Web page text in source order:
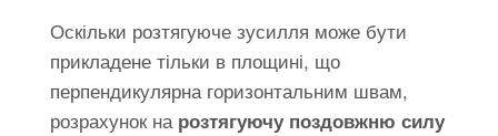
Оскільки розтягуюче зусилля може бути
прикладене тільки в площині, що
перпендикулярна горизонтальним швам,
розрахунок на розтягуючу поздовжню силу